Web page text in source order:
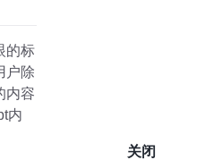
的标
户除
内容
内
关闭